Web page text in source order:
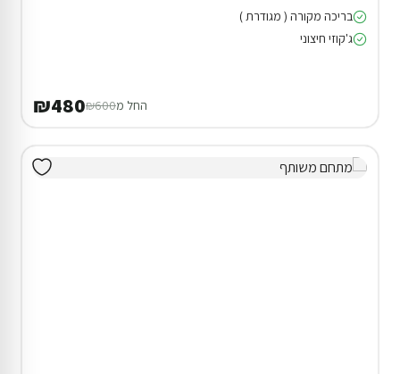
בריכה מקורה ( מגודרת )
ג'קוזי חיצוני
החל מ₪600
₪480